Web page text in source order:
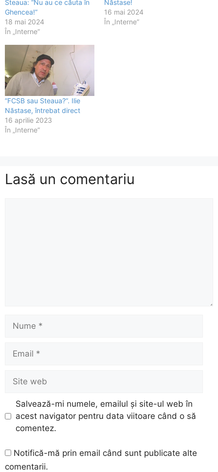
Steaua: “Nu au ce căuta în
Ghencea!”
18 mai 2024
În „Interne”
Năstase!
16 mai 2024
În „Interne”
”FCSB sau Steaua?”. Ilie
Năstase, întrebat direct
16 aprilie 2023
În „Interne”
Lasă un comentariu
Nume
Email
Site
web
Salvează-mi numele, emailul și site-ul web în
acest navigator pentru data viitoare când o să
comentez.
Notifică-mă prin email când sunt publicate alte
comentarii.